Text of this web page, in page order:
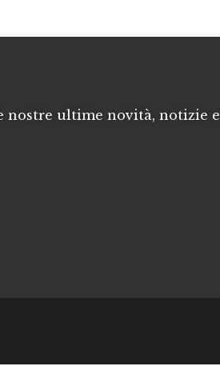
nostre ultime novità, notizie e